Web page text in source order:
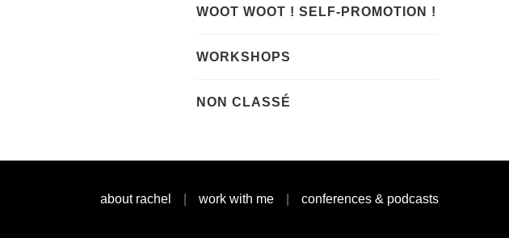
WOOT WOOT ! SELF-PROMOTION !
WORKSHOPS
NON CLASSÉ
about rachel work with me conferences & podcasts